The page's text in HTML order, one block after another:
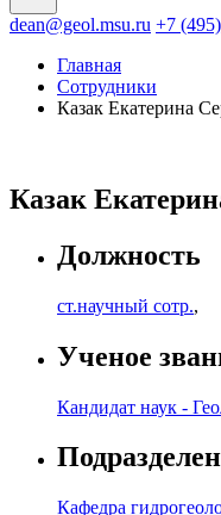
dean@geol.msu.ru +7
Главная
Сотрудники
Казак Екатерина
Казак
Должность
ст.научный сотр.,
Ученое
Кандидат наук -
Кафедра